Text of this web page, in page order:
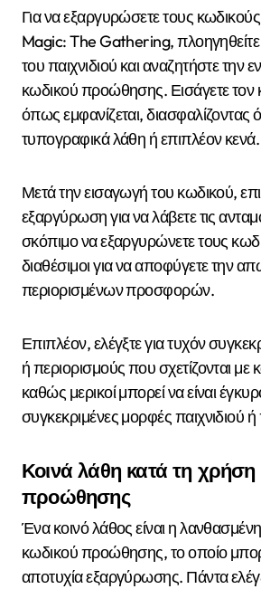
Για να εξαργυρώσετε τους
Magic: The Gathering, πλοηγηθείτε
του παιχνιδιού και αναζητήστε την
κωδικού προώθησης. Εισάγετε τον
όπως εμφανίζεται, διασφαλίζοντας
τυπογραφικά λάθη ή επιπλέον κενά.
Μετά την εισαγωγή του κωδικού,
εξαργύρωση για να λάβετε τις
σκόπιμο να εξαργυρώνετε τους
διαθέσιμοι για να αποφύγετε την
περιορισμένων προσφορών.
Επιπλέον, ελέγξτε για τυχόν
ή περιορισμούς που σχετίζονται με
καθώς μερικοί μπορεί να είναι
συγκεκριμένες μορφές παιχνιδιού ή
Κοινά λάθη κατά τη
προώθησης
Ένα κοινό λάθος είναι η
κωδικού προώθησης, το οποίο
αποτυχία εξαργύρωσης. Πάντα